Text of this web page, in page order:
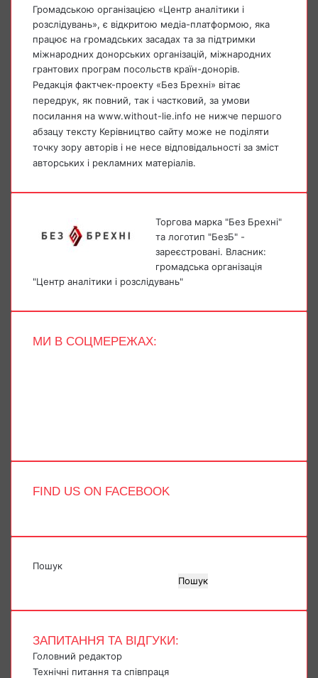
Громадською організацією «Центр аналітики і
розслідувань», є відкритою медіа-платформою, яка
працює на громадських засадах та за підтримки
міжнародних донорських організацій, міжнародних
грантових програм посольств країн-донорів.
Редакція фактчек-проекту «Без Брехні» вітає
передрук, як повний, так і частковий, за умови
посилання на www.without-lie.info не нижче першого
абзацу тексту Керівництво сайту може не поділяти
точку зору авторів і не несе відповідальності за зміст
авторських і рекламних матеріалів.
Торгова марка "Без Брехні"
та логотип "БезБ" -
зареєстровані. Власник:
громадська організація
"Центр аналітики і розслідувань"
МИ В СОЦМЕРЕЖАХ:
FIND US ON FACEBOOK
Пошук
Пошук
ЗАПИТАННЯ ТА ВІДГУКИ:
Головний редактор
Технічні питання та співпраця